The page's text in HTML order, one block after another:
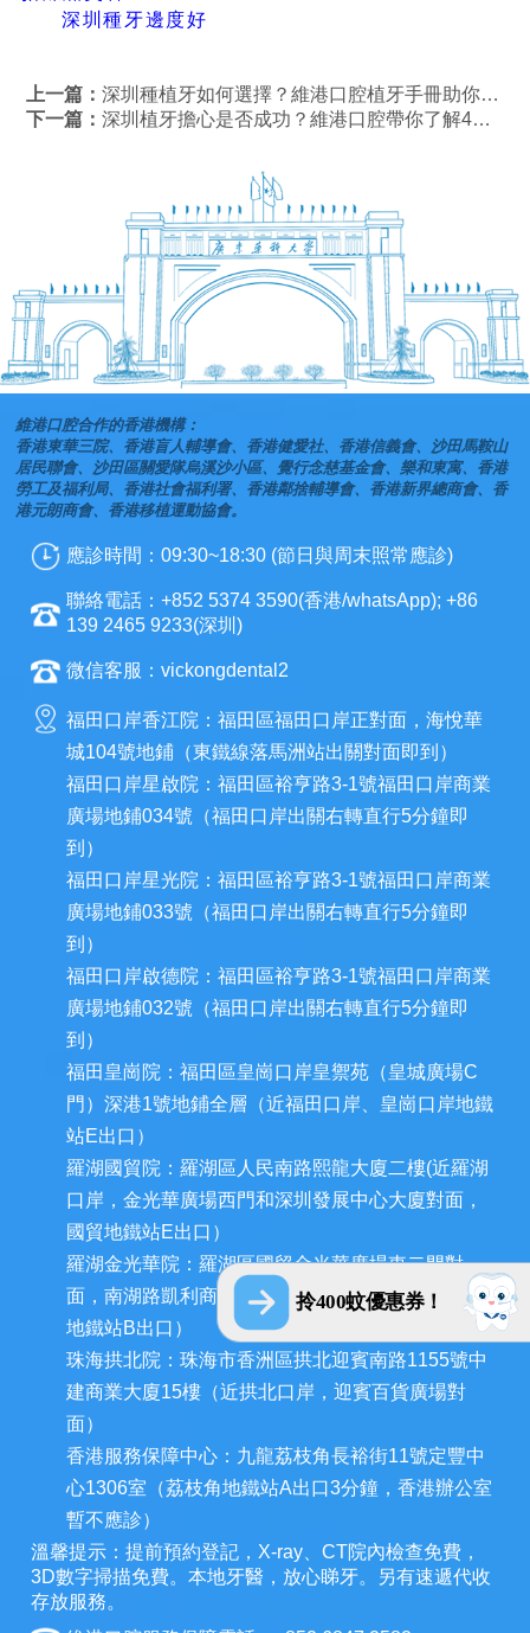
深圳種牙邊度好
上一篇：深圳種植牙如何選擇？維港口腔植牙手冊助你重拾燦爛笑容
下一篇：深圳植牙擔心是否成功？維港口腔帶你了解4個因素！
拎400蚊優惠券！
維港口腔合作的香港機構：
香港東華三院、香港盲人輔導會、香港健愛社、香港信義會、沙田馬鞍山
居民聯會、沙田區關愛隊烏溪沙小區、覺行念慈基金會、樂和東寓、香港
勞工及福利局、香港社會福利署、香港鄰捨輔導會、香港新界總商會、香
港元朗商會、香港移植運動協會。
應診時間：09:30~18:30 (節日與周末照常應診)
聯絡電話：+852 5374 3590(香港/whatsApp); +86
139 2465 9233(深圳)
微信客服：vickongdental2
福田口岸香江院：福田區福田口岸正對面，海悅華
城104號地鋪（東鐵線落馬洲站出關對面即到）
福田口岸星啟院：福田區裕亨路3-1號福田口岸商業
廣場地鋪034號（福田口岸出關右轉直行5分鐘即
到）
福田口岸星光院：福田區裕亨路3-1號福田口岸商業
廣場地鋪033號（福田口岸出關右轉直行5分鐘即
到）
福田口岸啟德院：福田區裕亨路3-1號福田口岸商業
廣場地鋪032號（福田口岸出關右轉直行5分鐘即
到）
福田皇崗院：福田區皇崗口岸皇禦苑（皇城廣場C
門）深港1號地鋪全層（近福田口岸、皇崗口岸地鐵
站E出口）
羅湖國貿院：羅湖區人民南路熙龍大廈二樓(近羅湖
口岸，金光華廣場西門和深圳發展中心大廈對面，
國貿地鐵站E出口）
羅湖金光華院：羅湖區國貿金光華廣場東二門對
面，南湖路凱利商業廣場地鋪（近羅湖口岸、國貿
地鐵站B出口）
珠海拱北院：珠海市香洲區拱北迎賓南路1155號中
建商業大廈15樓（近拱北口岸，迎賓百貨廣場對
面）
香港服務保障中心：九龍荔枝角長裕街11號定豐中
心1306室（荔枝角地鐵站A出口3分鐘，香港辦公室
暫不應診）
溫馨提示：提前預約登記，X-ray、CT院內檢查免費，
3D數字掃描免費。本地牙醫，放心睇牙。另有速遞代收
存放服務。